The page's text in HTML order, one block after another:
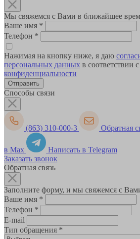
Мы свяжемся с Вами в ближайшее
Ваше имя *
Телефон *
Нажимая на кнопку ниже, я даю
персональных данных в соответствии с
конфиденциальности
Способы связи
(863) 310-000-3 Обратная
в Max
Написать в Telegram
Заказать звонок
Обратная связь
Заполните форму, и мы свяжемся с
Ваше имя *
Телефон *
E-mail
Тип обращения *